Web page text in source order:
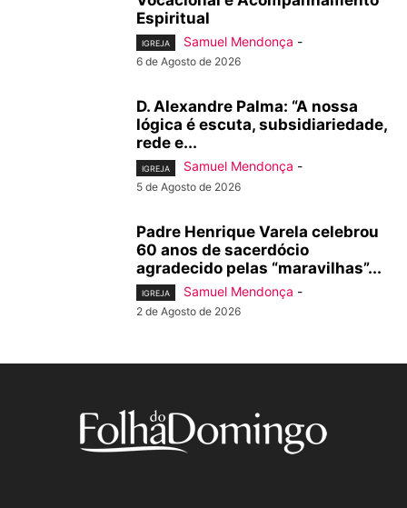
Espiritual
IGREJA Samuel Mendonça -
6 de Agosto de 2026
D. Alexandre Palma: “A nossa
lógica é escuta, subsidiariedade,
rede e...
IGREJA Samuel Mendonça -
5 de Agosto de 2026
Padre Henrique Varela celebrou
60 anos de sacerdócio
agradecido pelas “maravilhas”...
IGREJA Samuel Mendonça -
2 de Agosto de 2026